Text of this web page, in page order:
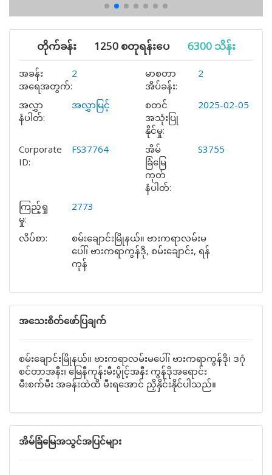
တိုက်ခန်း 1250 စတုရန်းပေ 6300 သိန်း
အခန်း
အရေအတွက်:
2
မာစတာ
အိပ်ခန်း:
2
အလွှာ
နံပါတ်:
အလွှာမြင့်
စတင်
အသုံးပြု
နိုင်မှု:
2025-02-05
Corporate
ID:
FS37764
အိမ်
ခြံမြေ
ကုတ်
နံပါတ်:
S3755
ကြည့်ရှု
မှု:
2773
လိပ်စာ:
စမ်းချောင်းမြိုနယ်။ ဗားကရာလမ်းမ
ပေါ်၊ ဗားကရာကွန်ဒို, စမ်းချောင်း, ရန်
ကုန်
အသေးစိတ်ဖော်ပြချက်
စမ်းချောင်းမြိုနယ်။ ဗားကရာလမ်းမပေါ်၊ ဗားကရာကွန်ဒို၊ ဒဂုံ
စင်တာအနီး၊ မြေနီကုန်းမီးပွိုင့်အနီး ကွန်ဒိုအရောင်း
မီးစက်မီး အခန်းထဲထိ မီးရအောင် ညှိနှိင်းနိုင်ပါသည်။
အိမ်ခြံမြေအသွင်အပြင်များ